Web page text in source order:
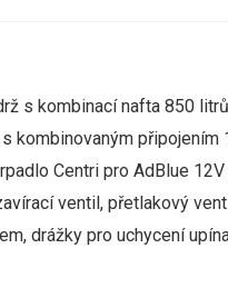
s kombinací nafta 850
kombinovaným
Centri pro AdBlue
ventil, přetlakový
drážky pro uchycení